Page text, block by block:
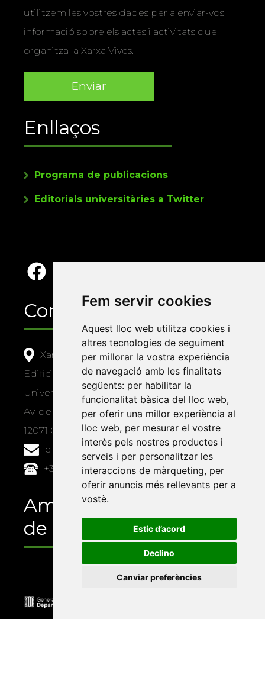
Fem servir cookies
Aquest lloc web utilitza cookies i
altres tecnologies de seguiment
per millorar la vostra experiència
de navegació amb les finalitats
següents: per habilitar la
funcionalitat bàsica del lloc web,
per oferir una millor experiència al
lloc web, per mesurar el vostre
interès pels nostres productes i
serveis i per personalitzar les
interaccions de màrqueting, per
oferir anuncis més rellevants per a
vostè.
Estic d’acord
Declino
Canviar preferències
utilitzem les vostres dades per a enviar-vos
informació sobre els actes i activitats que
organitza la Xarxa Vives.
Enllaços
Programa de publicacions
Editorials universitàries a Twitter
Contacte
Xarxa Vives d'Universitats
Edifici Àgora
Universitat Jaume I, local 10
Av. de Vicent Sos Baynat, s/n
12071 Castelló de la Plana
e-buc@vives.org
+34 964 72 89 93
Amb el suport
de